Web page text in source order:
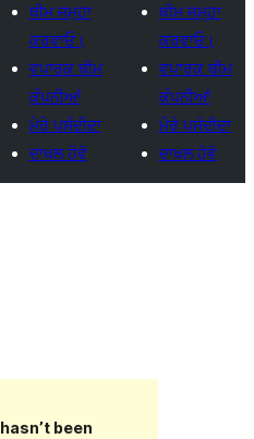
ਥੀਮ ਜਮ੍ਹਾ
ਕਰਵਾਓ।
ਵਪਾਰਕ ਥੀਮ
ਕੰਪਨੀਆਂ
ਮੇਰੇ ਪਸੰਦੀਦਾ
ਦਾਖਲ ਹੋਵੋ
ਥੀਮ ਜਮ੍ਹਾ
ਕਰਵਾਓ।
ਵਪਾਰਕ ਥੀਮ
ਕੰਪਨੀਆਂ
ਮੇਰੇ ਪਸੰਦੀਦਾ
ਦਾਖਲ ਹੋਵੋ
hasn’t been